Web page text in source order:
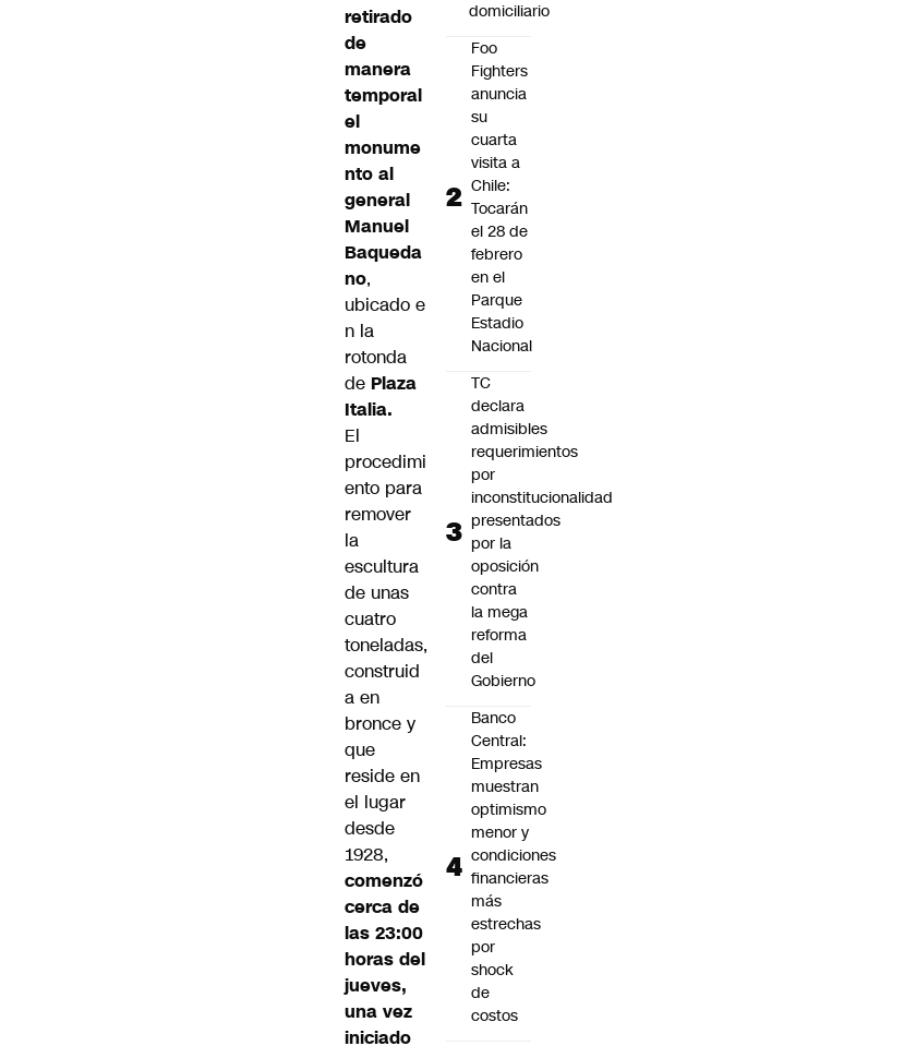
retirado
de
manera
temporal
el
monume
nto al
general
Manuel
Baqueda
no,
ubicado e
n la
rotonda
de Plaza
Italia.
El
procedimi
ento para
remover
la
escultura
de unas
cuatro
toneladas,
construid
a en
bronce y
que
reside en
el lugar
desde
1928,
comenzó
cerca de
las 23:00
horas del
jueves,
una vez
iniciado
domiciliario
Foo
Fighters
anuncia
su
cuarta
visita a
Chile:
Tocarán
el 28 de
febrero
en el
Parque
Estadio
Nacional
TC
declara
admisibles
requerimientos
por
inconstitucionalidad
presentados
por la
oposición
contra
la mega
reforma
del
Gobierno
Banco
Central:
Empresas
muestran
optimismo
menor y
condiciones
financieras
más
estrechas
por
shock
de
costos